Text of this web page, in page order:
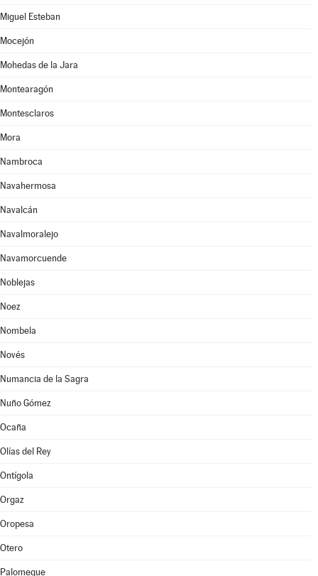
Miguel Esteban
Mocejón
Mohedas de la Jara
Montearagón
Montesclaros
Mora
Nambroca
Navahermosa
Navalcán
Navalmoralejo
Navamorcuende
Noblejas
Noez
Nombela
Novés
Numancia de la Sagra
Nuño Gómez
Ocaña
Olías del Rey
Ontígola
Orgaz
Oropesa
Otero
Palomeque